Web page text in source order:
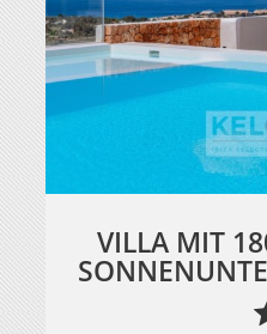
VILLA MIT